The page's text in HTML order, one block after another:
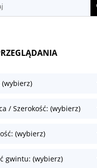
(wybierz)
/ Szerokość: (wybierz)
(wybierz)
gwintu: (wybierz)